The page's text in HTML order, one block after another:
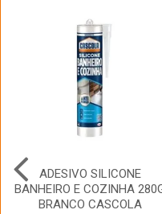
ADESIVO SILICONE
BANHEIRO E COZINHA
BRANCO CASCOLA